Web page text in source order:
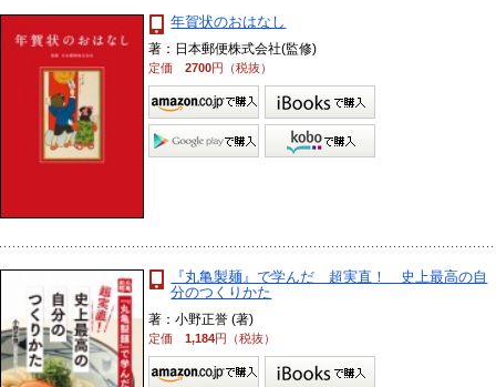
年賀状のおはなし
著：日本郵便株式会社(監修)
定価2700円（税抜）
『丸亀製麺』で学んだ 超実直！ 史上最高の自
分のつくりかた
著：小野正誉 (著)
定価1,184円（税抜）